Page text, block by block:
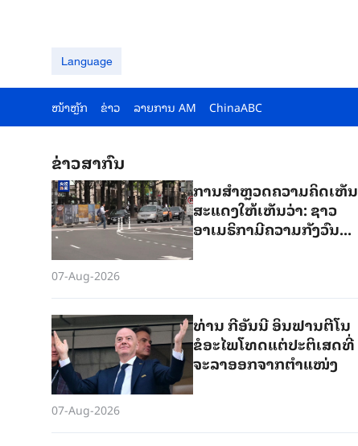
Language
ໜ້າຫຼັກ ຂ່າວ ລາຍ​ການ AM ChinaABC
ຂ່າວສາກົນ
ການສຳຫຼວດຄວາມຄິດເຫັນ
ສະແດງໃຫ້ເຫັນວ່າ: ຊາວ
ອາເມຣິກາມີ​ຄວາມ​ກັງ​ວົນ​
07-Aug-2026
ທ່ານ ກີອັນນີ ອິນຟານຕີໂນ
ຂໍອະໄພໂທດແຕ່ປະຕິເສດທີ່
ຈະລາອອກຈາກຕຳແໜ່ງ
07-Aug-2026